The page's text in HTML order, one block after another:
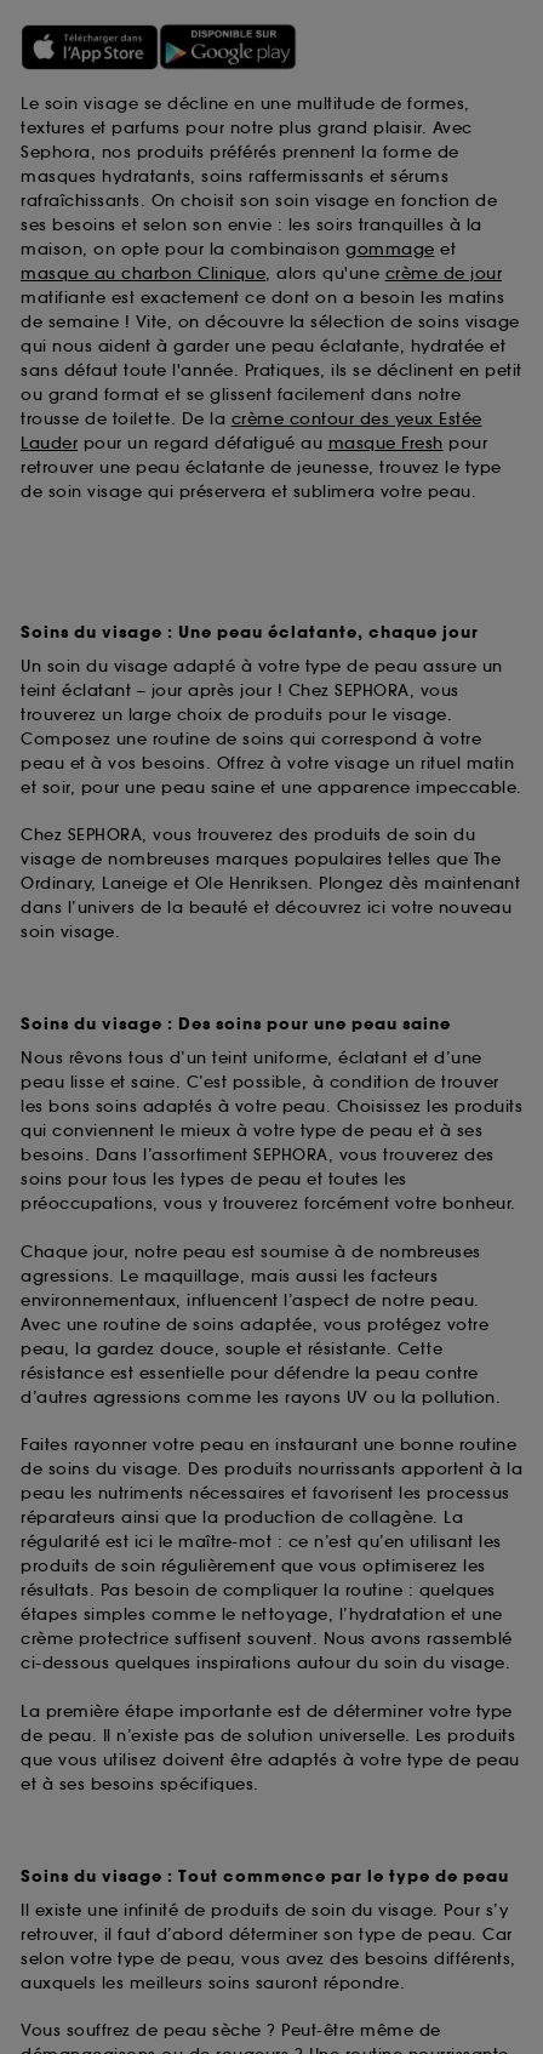
Le soin visage se décline en une multitude de formes,
textures et parfums pour notre plus grand plaisir. Avec
Sephora, nos produits préférés prennent la forme de
masques hydratants, soins raffermissants et sérums
rafraîchissants. On choisit son soin visage en fonction de
ses besoins et selon son envie : les soirs tranquilles à la
maison, on opte pour la combinaison gommage et
masque au charbon Clinique, alors qu'une crème de jour
matifiante est exactement ce dont on a besoin les matins
de semaine ! Vite, on découvre la sélection de soins visage
qui nous aident à garder une peau éclatante, hydratée et
sans défaut toute l'année. Pratiques, ils se déclinent en petit
ou grand format et se glissent facilement dans notre
trousse de toilette. De la crème contour des yeux Estée
Lauder pour un regard défatigué au masque Fresh pour
retrouver une peau éclatante de jeunesse, trouvez le type
de soin visage qui préservera et sublimera votre peau.
Soins du visage : Une peau éclatante, chaque jour
Un soin du visage adapté à votre type de peau assure un
teint éclatant – jour après jour ! Chez SEPHORA, vous
trouverez un large choix de produits pour le visage.
Composez une routine de soins qui correspond à votre
peau et à vos besoins. Offrez à votre visage un rituel matin
et soir, pour une peau saine et une apparence impeccable.
Chez SEPHORA, vous trouverez des produits de soin du
visage de nombreuses marques populaires telles que The
Ordinary, Laneige et Ole Henriksen. Plongez dès maintenant
dans l’univers de la beauté et découvrez ici votre nouveau
soin visage.
Soins du visage : Des soins pour une peau saine
Nous rêvons tous d’un teint uniforme, éclatant et d’une
peau lisse et saine. C’est possible, à condition de trouver
les bons soins adaptés à votre peau. Choisissez les produits
qui conviennent le mieux à votre type de peau et à ses
besoins. Dans l’assortiment SEPHORA, vous trouverez des
soins pour tous les types de peau et toutes les
préoccupations, vous y trouverez forcément votre bonheur.
Chaque jour, notre peau est soumise à de nombreuses
agressions. Le maquillage, mais aussi les facteurs
environnementaux, influencent l’aspect de notre peau.
Avec une routine de soins adaptée, vous protégez votre
peau, la gardez douce, souple et résistante. Cette
résistance est essentielle pour défendre la peau contre
d’autres agressions comme les rayons UV ou la pollution.
Faites rayonner votre peau en instaurant une bonne routine
de soins du visage. Des produits nourrissants apportent à la
peau les nutriments nécessaires et favorisent les processus
réparateurs ainsi que la production de collagène. La
régularité est ici le maître-mot : ce n’est qu’en utilisant les
produits de soin régulièrement que vous optimiserez les
résultats. Pas besoin de compliquer la routine : quelques
étapes simples comme le nettoyage, l’hydratation et une
crème protectrice suffisent souvent. Nous avons rassemblé
ci-dessous quelques inspirations autour du soin du visage.
La première étape importante est de déterminer votre type
de peau. Il n’existe pas de solution universelle. Les produits
que vous utilisez doivent être adaptés à votre type de peau
et à ses besoins spécifiques.
Soins du visage : Tout commence par le type de peau
Il existe une infinité de produits de soin du visage. Pour s’y
retrouver, il faut d’abord déterminer son type de peau. Car
selon votre type de peau, vous avez des besoins différents,
auxquels les meilleurs soins sauront répondre.
Vous souffrez de peau sèche ? Peut-être même de